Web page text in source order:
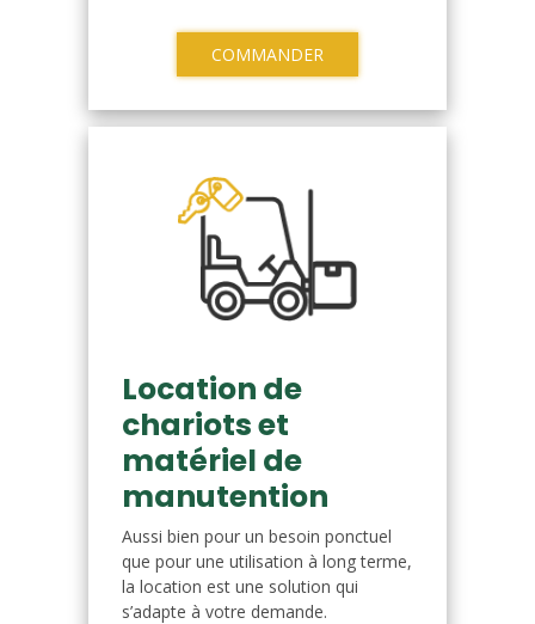
COMMANDER
Location de
chariots et
matériel de
manutention
Aussi bien pour un besoin ponctuel
que pour une utilisation à long terme,
la location est une solution qui
s’adapte à votre demande.